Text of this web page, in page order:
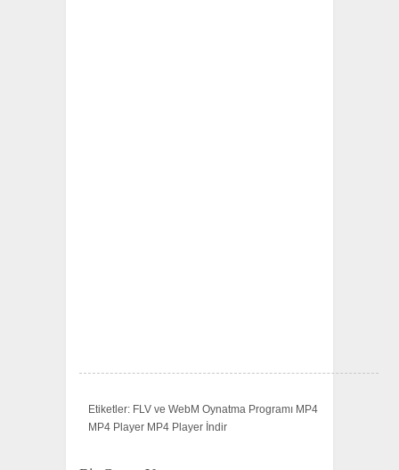
Etiketler: FLV ve WebM Oynatma Programı MP4
MP4 Player MP4 Player İndir